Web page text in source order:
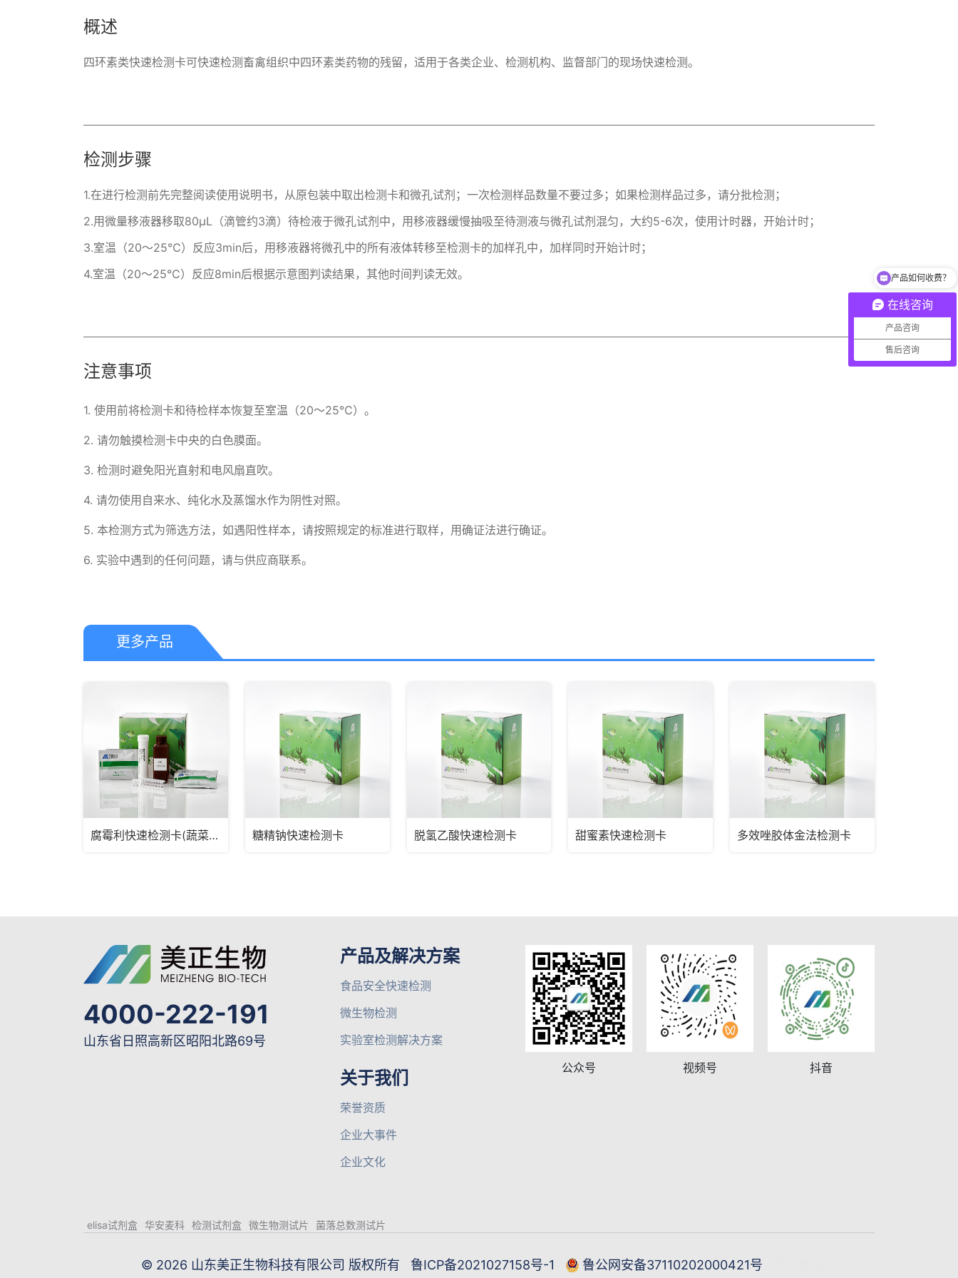
概述
四环素类快速检测卡可快速检测畜禽组织中四环素类药物的残留，适用于各类企业、检测机构、监督部门的现场快速检测。
检测步骤
1.在进行检测前先完整阅读使用说明书，从原包装中取出检测卡和微孔试剂；一次检测样品数量不要过多；如果检测样品过多，请分批检测；
2.用微量移液器移取80µL（滴管约3滴）待检液于微孔试剂中，用移液器缓慢抽吸至待测液与微孔试剂混匀，大约5-6次，使用计时器，开始计时；
3.室温（20～25℃）反应3min后，用移液器将微孔中的所有液体转移至检测卡的加样孔中，加样同时开始计时；
4.室温（20～25℃）反应8min后根据示意图判读结果，其他时间判读无效。
注意事项
1. 使用前将检测卡和待检样本恢复至室温（20～25℃）。
2. 请勿触摸检测卡中央的白色膜面。
3. 检测时避免阳光直射和电风扇直吹。
4. 请勿使用自来水、纯化水及蒸馏水作为阴性对照。
5. 本检测方式为筛选方法，如遇阳性样本，请按照规定的标准进行取样，用确证法进行确证。
6. 实验中遇到的任何问题，请与供应商联系。
更多产品
腐霉利快速检测卡(蔬菜瓜果) 糖精钠快速检测卡 脱氢乙酸快速检测卡 甜蜜素快速检测卡 多效唑胶体金法检测卡
4000-222-191
山东省日照高新区昭阳北路69号
产品及解决方案
食品安全快速检测
微生物检测
实验室检测解决方案
关于我们
荣誉资质
企业大事件
企业文化
公众号 视频号 抖音
elisa试剂盒 华安麦科 检测试剂盒 微生物测试片 菌落总数测试片
© 2026 山东美正生物科技有限公司 版权所有 鲁ICP备2021027158号-1 鲁公网安备37110202000421号
在线咨询
产品咨询
售后咨询
产品如何收费？